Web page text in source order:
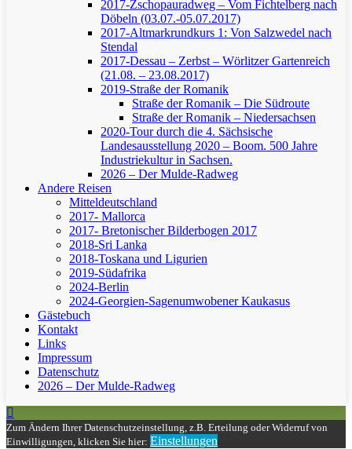
2017-Zschopauradweg – Vom Fichtelberg nach
Döbeln (03.07.-05.07.2017)
2017-Altmarkrundkurs 1: Von Salzwedel nach
Stendal
2017-Dessau – Zerbst – Wörlitzer Gartenreich
(21.08. – 23.08.2017)
2019-Straße der Romanik
Straße der Romanik – Die Südroute
Straße der Romanik – Niedersachsen
2020-Tour durch die 4. Sächsische
Landesausstellung 2020 – Boom. 500 Jahre
Industriekultur in Sachsen.
2026 – Der Mulde-Radweg
Andere Reisen
Mitteldeutschland
2017- Mallorca
2017- Bretonischer Bilderbogen 2017
2018-Sri Lanka
2018-Toskana und Ligurien
2019-Südafrika
2024-Berlin
2024-Georgien-Sagenumwobener Kaukasus
Gästebuch
Kontakt
Links
Impressum
Datenschutz
2026 – Der Mulde-Radweg
Zum Ändern Ihrer Datenschutzeinstellung, z.B. Erteilung oder Widerruf von
Einwilligungen, klicken Sie hier: Einstellungen